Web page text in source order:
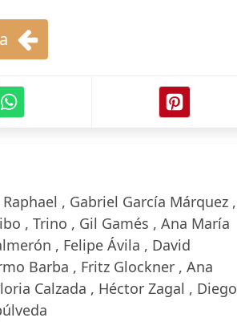
, Gabriel García Márquez ,
, Trino , Gil Gamés , Ana María
, Felipe Ávila , David
Barba , Fritz Glockner , Ana
Calzada , Héctor Zagal , Diego